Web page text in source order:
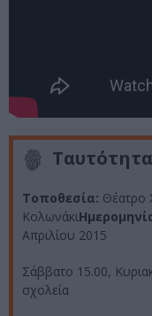
Ταυτότητα
Τοποθεσία: Θέατρο
Κολωνάκι
Απριλίου 2015
Σάββατο 15.00,
σχολεία